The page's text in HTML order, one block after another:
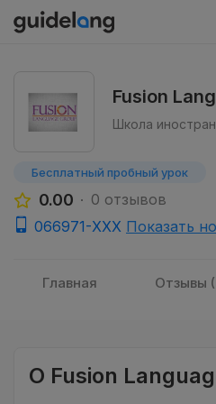
Fusion
Школа
Бесплатный пробный урок
0.00
0 отзывов
066971-XXX Показать
Главная Отзывы
O Fusion